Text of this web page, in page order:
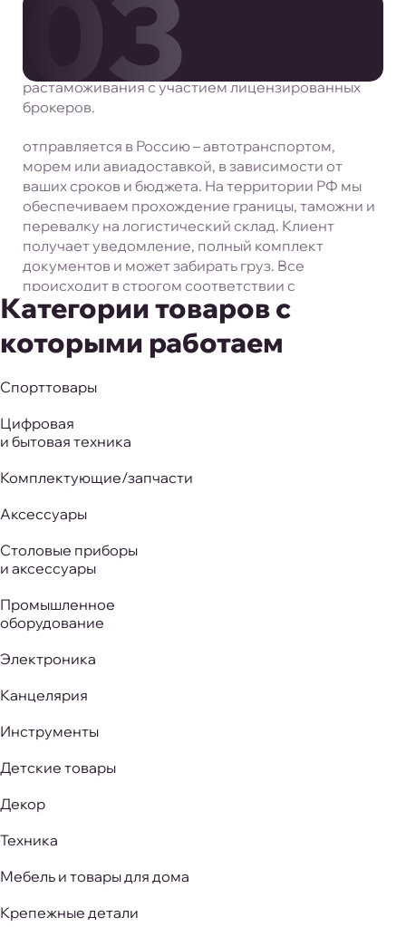
оформление экспортных документов: инвойсы,
упаковочные листы, сертификаты
происхождения. Затем наш логистический отдел
запускает процесс официального
растаможивания с участием лицензированных
брокеров.
03
Доставка и выдача в России
отправляется в Россию – автотранспортом,
морем или авиадоставкой, в зависимости от
ваших сроков и бюджета. На территории РФ мы
обеспечиваем прохождение границы, таможни и
перевалку на логистический склад. Клиент
получает уведомление, полный комплект
документов и может забирать груз. Все
происходит в строгом соответствии с
законодательством.
Категории товаров с
которыми работаем
Спорттовары
Цифровая
и бытовая техника
Комплектующие/запчасти
Аксессуары
Столовые приборы
и аксессуары
Промышленное
оборудование
Электроника
Канцелярия
Инструменты
Детские товары
Декор
Техника
Мебель и товары для дома
Крепежные детали